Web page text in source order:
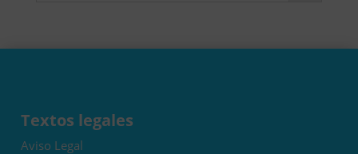
Textos legales
Aviso Legal